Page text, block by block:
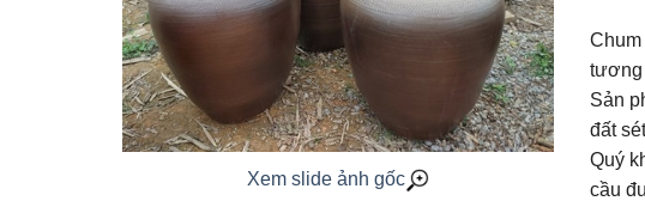
Xem slide ảnh gốc
tương
Sản
đất
Quý
cầu